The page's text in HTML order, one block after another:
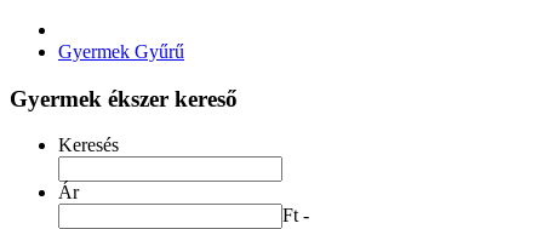
Gyermek Gyűrű
Gyermek ékszer kereső
Keresés
Ár
Ft -